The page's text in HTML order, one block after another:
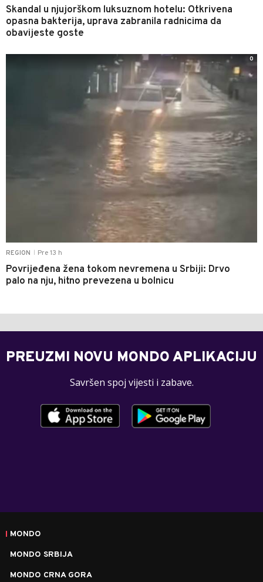
Skandal u njujorškom luksuznom hotelu: Otkrivena
opasna bakterija, uprava zabranila radnicima da
obavijeste goste
REGION Pre 13 h
Povrijeđena žena tokom nevremena u Srbiji: Drvo
palo na nju, hitno prevezena u bolnicu
0
PREUZMI NOVU MONDO APLIKACIJU
Savršen spoj vijesti i zabave.
MONDO
MONDO SRBIJA
MONDO CRNA GORA